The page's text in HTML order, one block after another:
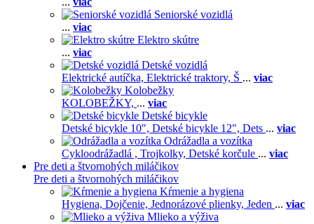
Seniorské vozidlá
... viac
Elektro skútre
... viac
Detské vozidlá
Elektrické autíčka, Elektrické traktory, Š ... viac
Kolobežky
KOLOBEŽKY, ... viac
Detské bicykle
Detské bicykle 10", Detské bicykle 12", Dets ... viac
Odrážadla a vozítka
Cykloodrážadlá , Trojkolky, Detské korčule ... viac
Pre deti a štvornohých miláčikov
Pre deti a štvornohých miláčikov
Kŕmenie a hygiena
Hygiena, Dojčenie, Jednorázové plienky, Jeden ... viac
Mlieko a výživa